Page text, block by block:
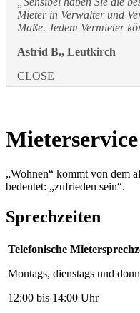
Mieter in Verwalter und
Maße. Jedem Vermieter
Astrid B., Leutkirch
CLOSE
Mieterservice
„Wohnen“ kommt von dem
bedeutet: „zufrieden sein“.
Sprechzeiten
Telefonische
Montags, dienstags und
12:00 bis 14:00 Uhr